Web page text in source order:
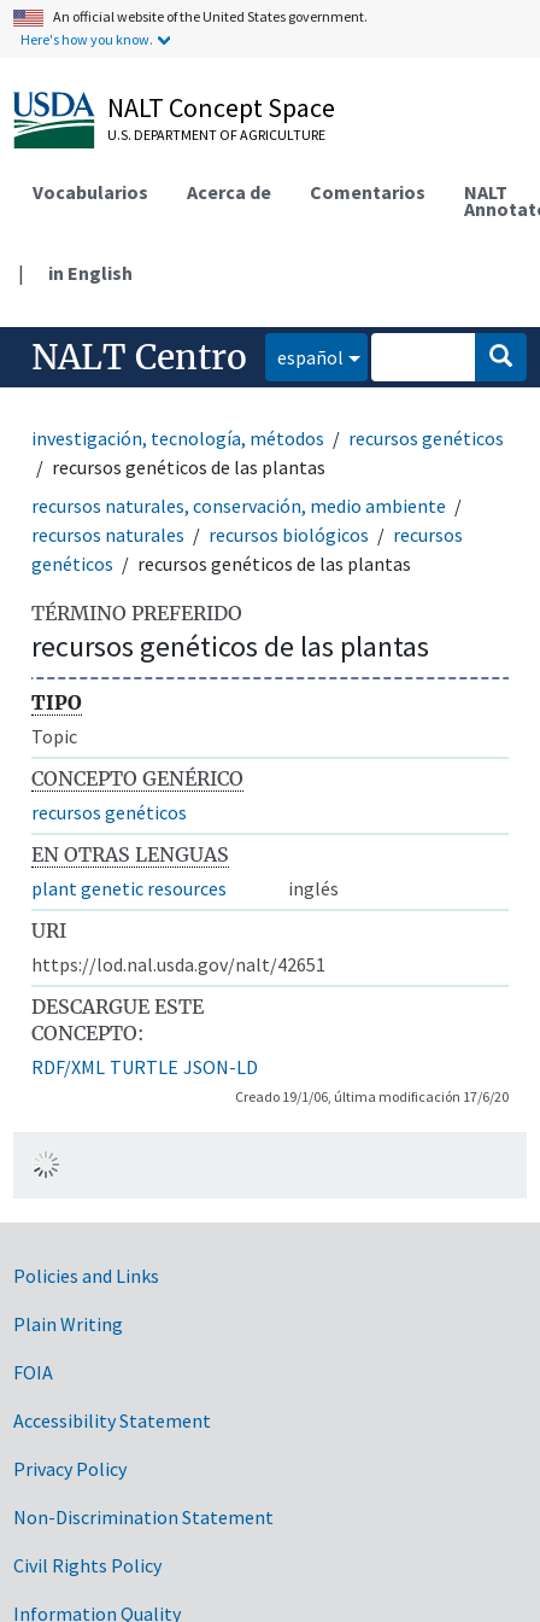
An official website of the United States government.
Here's how you know.
NALT Concept Space
U.S. DEPARTMENT OF AGRICULTURE
Vocabularios Acerca de Comentarios NALT
| in English
NALT Centro español
investigación, tecnología, métodos
recursos genéticos
recursos genéticos de las plantas
recursos naturales, conservación, medio ambiente
recursos naturales
recursos biológicos
recursos
genéticos
recursos genéticos de las plantas
TÉRMINO PREFERIDO
recursos genéticos de las plantas
TIPO
Topic
CONCEPTO GENÉRICO
recursos genéticos
EN OTRAS LENGUAS
plant genetic resources
inglés
URI
https://lod.nal.usda.gov/nalt/42651
DESCARGUE ESTE
CONCEPTO:
RDF/XML TURTLE JSON-LD
Creado 19/1/06, última modificación 17/6/20
Government Links
Policies and Links
Plain Writing
FOIA
Accessibility Statement
Privacy Policy
Non-Discrimination Statement
Civil Rights Policy
Information Quality